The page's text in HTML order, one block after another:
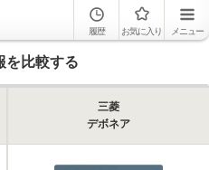
履歴 お気に入り メニュー
を比較する
三菱
デボネア